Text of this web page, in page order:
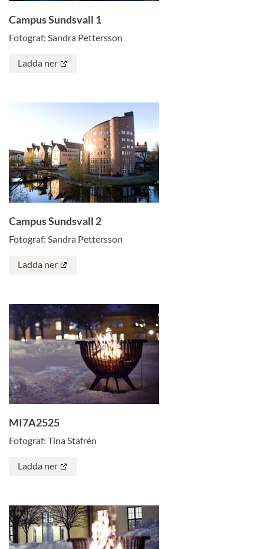
Campus Sundsvall 1
Fotograf: Sandra Pettersson
Ladda ner
Campus Sundsvall 2
Fotograf: Sandra Pettersson
Ladda ner
MI7A2525
Fotograf: Tina Stafrén
Ladda ner